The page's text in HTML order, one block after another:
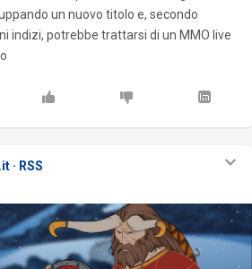
un nuovo titolo e, secondo
indizi, potrebbe trattarsi di un MMO live
· RSS